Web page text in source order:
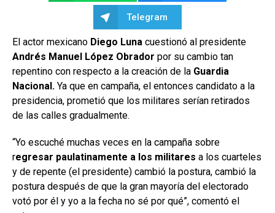
Telegram
El actor mexicano Diego Luna cuestionó al presidente
Andrés Manuel López Obrador por su cambio tan
repentino con respecto a la creación de la Guardia
Nacional. Ya que en campaña, el entonces candidato a la
presidencia, prometió que los militares serían retirados
de las calles gradualmente.
“Yo escuché muchas veces en la campaña sobre
regresar paulatinamente a los militares a los cuarteles
y de repente (el presidente) cambió la postura, cambió la
postura después de que la gran mayoría del electorado
votó por él y yo a la fecha no sé por qué”, comentó el